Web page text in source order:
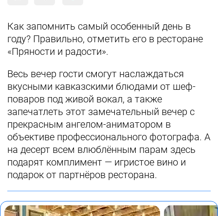
Как запомнить самый особенный день в
году? Правильно, отметить его в ресторане
«Пряности и радости».
Весь вечер гости смогут наслаждаться
вкусными кавказскими блюдами от шеф-
поваров под живой вокал, а также
запечатлеть этот замечательный вечер с
прекрасным ангелом-аниматором в
объективе профессионального фотографа. А
на десерт всем влюблённым парам здесь
подарят комплимент — игристое вино и
подарок от партнёров ресторана.